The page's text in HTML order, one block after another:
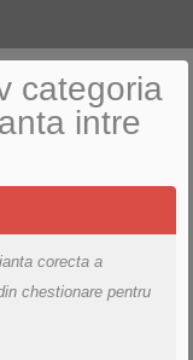
categoria
intre
corecta a
chestionare pentru